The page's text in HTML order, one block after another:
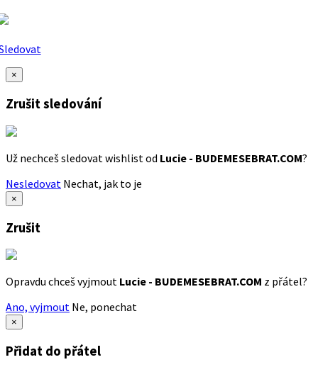
×
Zrušit sledování
Už nechceš sledovat wishlist od Lucie - BUDEMESEBRAT.COM?
Nesledovat Nechat, jak to je
×
Zrušit
Opravdu chceš vyjmout Lucie - BUDEMESEBRAT.COM z přátel?
Ano, vyjmout Ne, ponechat
×
Přidat do přátel